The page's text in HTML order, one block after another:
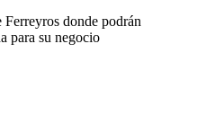
donde podrán
para su negocio